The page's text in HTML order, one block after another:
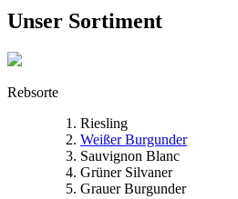
Unser Sortiment
Rebsorte
Riesling
Weißer Burgunder
Sauvignon Blanc
Grüner Silvaner
Grauer Burgunder